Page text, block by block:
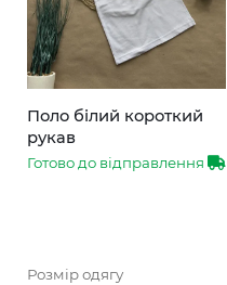
Поло білий короткий
рукав
Готово до відправлення
Розмір одягу